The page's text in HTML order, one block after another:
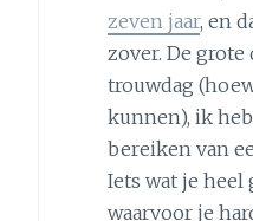
zeven jaar, en
zover. De grote
trouwdag
kunnen), ik
bereiken van
Iets wat je heel
waarvoor je